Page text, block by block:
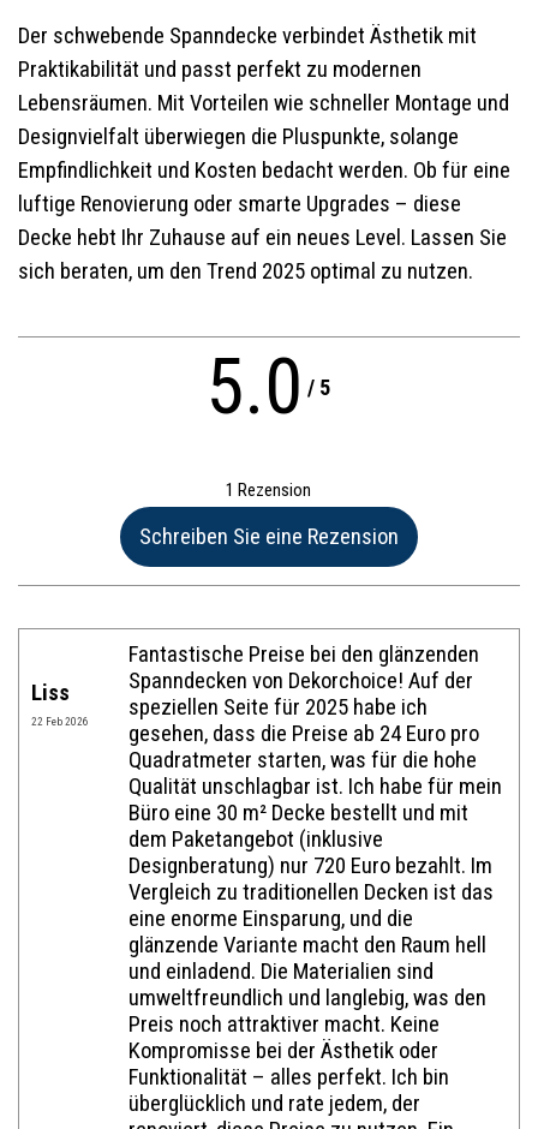
Der schwebende Spanndecke verbindet Ästhetik mit
Praktikabilität und passt perfekt zu modernen
Lebensräumen. Mit Vorteilen wie schneller Montage und
Designvielfalt überwiegen die Pluspunkte, solange
Empfindlichkeit und Kosten bedacht werden. Ob für eine
luftige Renovierung oder smarte Upgrades – diese
Decke hebt Ihr Zuhause auf ein neues Level. Lassen Sie
sich beraten, um den Trend 2025 optimal zu nutzen.
5.0 / 5
1 Rezension
Website im Internet:
Liss
22 Feb 2026
Fantastische Preise bei den glänzenden
Spanndecken von Dekorchoice! Auf der
speziellen Seite für 2025 habe ich
gesehen, dass die Preise ab 24 Euro pro
Quadratmeter starten, was für die hohe
Qualität unschlagbar ist. Ich habe für mein
Büro eine 30 m² Decke bestellt und mit
dem Paketangebot (inklusive
Designberatung) nur 720 Euro bezahlt. Im
Vergleich zu traditionellen Decken ist das
eine enorme Einsparung, und die
glänzende Variante macht den Raum hell
und einladend. Die Materialien sind
umweltfreundlich und langlebig, was den
Preis noch attraktiver macht. Keine
Kompromisse bei der Ästhetik oder
Funktionalität – alles perfekt. Ich bin
überglücklich und rate jedem, der